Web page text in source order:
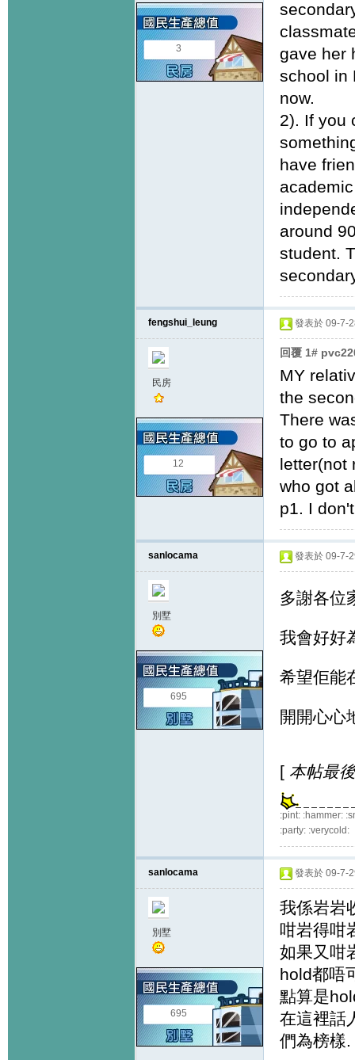
3
gave her
school in
now.
2). If you
have
around
student.
fengshui_leung
民房
12
發表於 09-7-
回覆 1#
MY
the
There
to go to
letter(not
who got
p1. I
sanlocama
別墅
695
發表於 09-7-
多謝各位
我會好好
希望佢能
開開心心
[ 本帖最
:pint: :hammer:
:party: :verycold:
sanlocama
別墅
695
發表於 09-7-
我係岩岩
咁岩得咁
如果又咁
hold都唔
點算是
在這裡話
們為榜樣.